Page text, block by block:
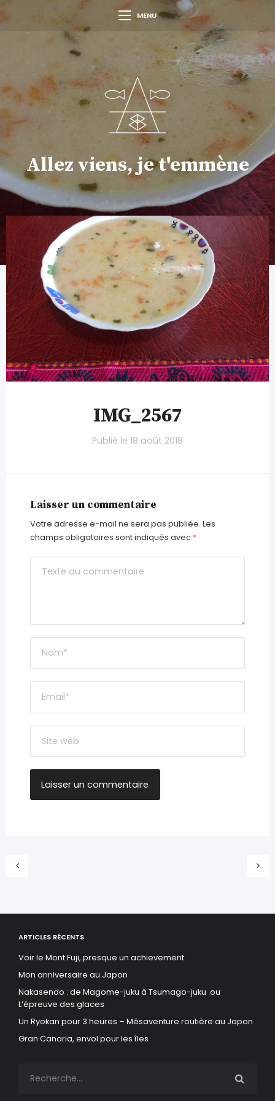
MENU
Allez viens, je t'emmène
IMG_2567
Publié le 18 août 2018
Laisser un commentaire
Votre adresse e-mail ne sera pas publiée. Les
champs obligatoires sont indiqués avec *
ARTICLES RÉCENTS
Voir le Mont Fuji, presque un achievement
Mon anniversaire au Japon
Nakasendo : de Magome-juku à Tsumago-juku ou
L’épreuve des glaces
Un Ryokan pour 3 heures – Mésaventure routière au Japon
Gran Canaria, envol pour les îles